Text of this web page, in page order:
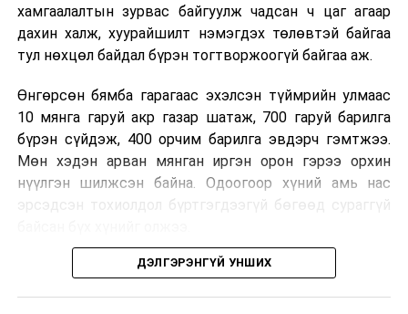
хамгаалалтын зурвас байгуулж чадсан ч цаг агаар
дахин халж, хуурайшилт нэмэгдэх төлөвтэй байгаа
тул нөхцөл байдал бүрэн тогтворжоогүй байгаа аж.
Өнгөрсөн бямба гарагаас эхэлсэн түймрийн улмаас
10 мянга гаруй акр газар шатаж, 700 гаруй барилга
бүрэн сүйдэж, 400 орчим барилга эвдэрч гэмтжээ.
Мөн хэдэн арван мянган иргэн орон гэрээ орхин
нүүлгэн шилжсэн байна. Одоогоор хүний амь нас
эрсэдсэн тохиолдол бүртгэгдээгүй бөгөөд сураггүй
Албаныхны мэдээлснээр түймрийн нэг голомтыг
ДЭЛГЭРЭНГҮЙ УНШИХ